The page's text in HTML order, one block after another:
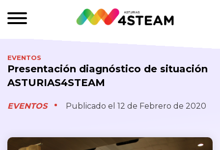
EVENTOS
Presentación diagnóstico de situación
ASTURIAS4STEAM
EVENTOS Publicado el 12 de Febrero de 2020